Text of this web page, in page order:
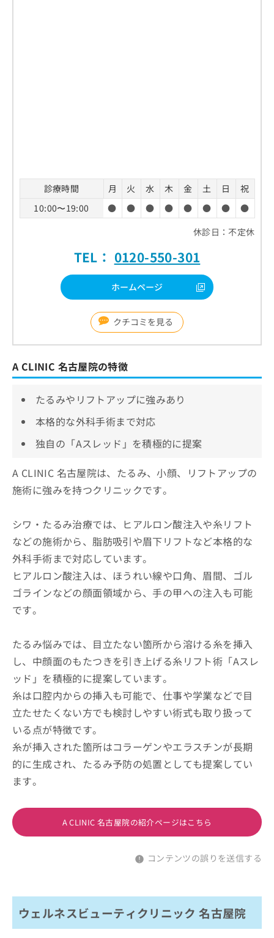
診療時間 月 火 水 木 金 土 日
祝
10:00〜19:00
● ● ● ● ● ● ●
●
休診日：不定休
TEL： 0120-550-301
ホームページ
クチコミを見る
A CLINIC 名古屋院の特徴
たるみやリフトアップに強みあり
本格的な外科手術まで対応
独自の「Aスレッド」を積極的に提案
A CLINIC 名古屋院は、たるみ、小顔、リフトアップの
施術に強みを持つクリニックです。
シワ・たるみ治療では、ヒアルロン酸注入や糸リフト
などの施術から、脂肪吸引や眉下リフトなど本格的な
外科手術まで対応しています。
ヒアルロン酸注入は、ほうれい線や口角、眉間、ゴル
ゴラインなどの顔面領域から、手の甲への注入も可能
です。
たるみ悩みでは、目立たない箇所から溶ける糸を挿入
し、中顔面のもたつきを引き上げる糸リフト術「Aスレ
ッド」を積極的に提案しています。
糸は口腔内からの挿入も可能で、仕事や学業などで目
立たせたくない方でも検討しやすい術式も取り扱って
いる点が特徴です。
糸が挿入された箇所はコラーゲンやエラスチンが長期
的に生成され、たるみ予防の処置としても提案してい
ます。
A CLINIC 名古屋院の紹介ページはこちら
コンテンツの誤りを送信する
ウェルネスビューティクリニック 名古屋院